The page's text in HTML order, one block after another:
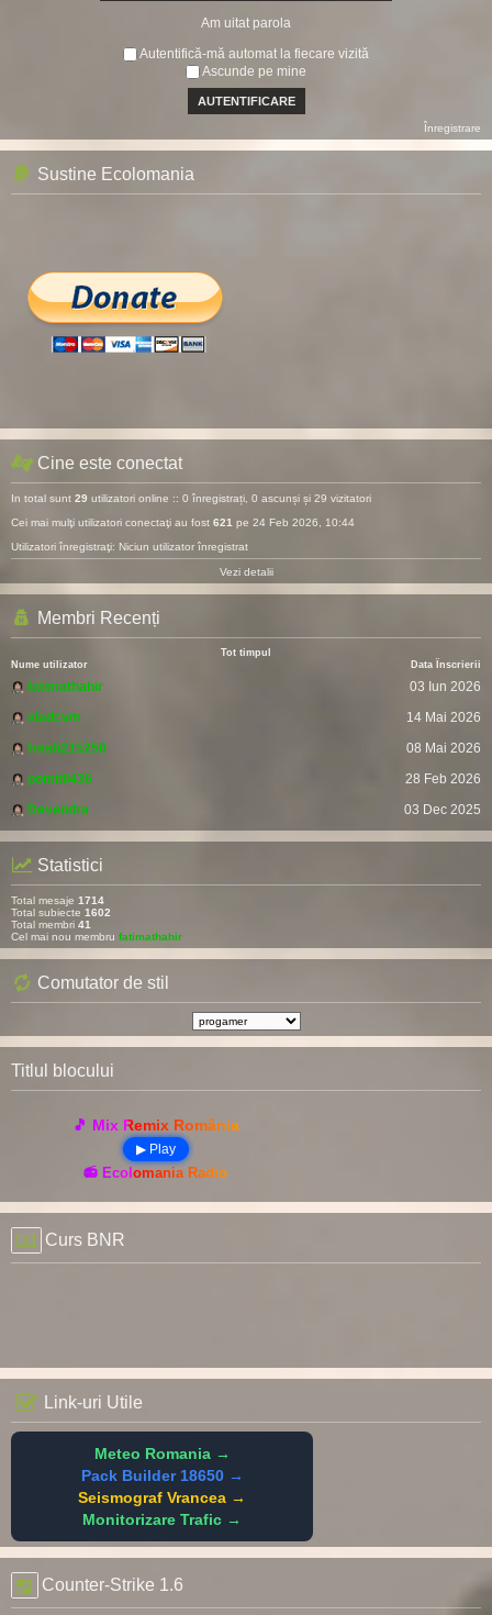
Am uitat parola
Autentifică-mă automat la fiecare vizită
Ascunde pe mine
Înregistrare
Sustine Ecolomania
Cine este conectat
In total sunt 29 utilizatori online :: 0 înregistrați, 0 ascunși și 29 vizitatori
Cei mai mulţi utilizatori conectaţi au fost 621 pe 24 Feb 2026, 10:44
Utilizatori înregistraţi: Niciun utilizator înregistrat
Vezi detalii
Membri Recenți
Tot timpul
Nume utilizator
Data Înscrierii
fatimathahir
03 Iun 2026
vladcvm
14 Mai 2026
fresh215250
08 Mai 2026
pomitil436
28 Feb 2026
Devendra
03 Dec 2025
Statistici
Total mesaje 1714
Total subiecte 1602
Total membri 41
Cel mai nou membru fatimathahir
Comutator de stil
Titlul blocului
🎵 Mix Remix România
▶ Play
📻 Ecolomania Radio
Curs BNR
Link-uri Utile
Meteo Romania →
Pack Builder 18650 →
Seismograf Vrancea →
Monitorizare Trafic →
Counter-Strike 1.6